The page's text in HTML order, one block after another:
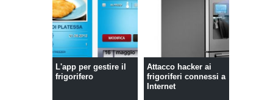
L'app per gestire il
frigorifero
Attacco hacker ai
frigoriferi connessi a
Internet